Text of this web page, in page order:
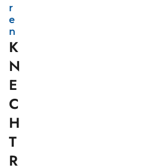
r
e
n
K
N
E
C
H
T
R